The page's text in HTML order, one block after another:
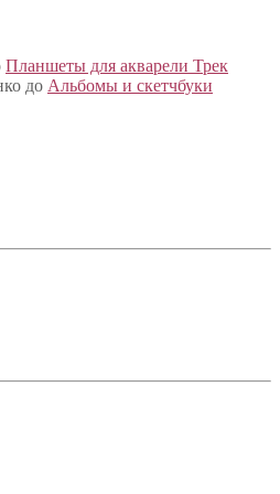
Планшеты для акварели Трек
до Альбомы и скетчбуки